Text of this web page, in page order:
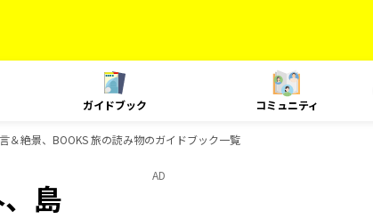
ガイドブック コミュニティ
＆絶景、BOOKS 旅の読み物のガイドブック一覧
島
AD